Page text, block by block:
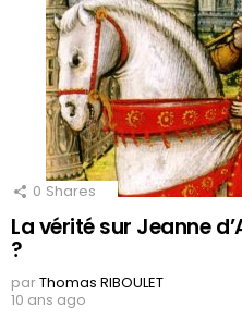
0 Shares
La vérité sur Jeanne
?
parThomas RIBOULET
10 ans ago